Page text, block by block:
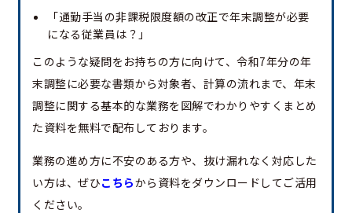
「通勤手当の非課税限度額の改正で年末調整が必要
になる従業員は？」
このような疑問をお持ちの方に向けて、令和7年分の年
末調整に必要な書類から対象者、計算の流れまで、年末
調整に関する基本的な業務を図解でわかりやすくまとめ
た資料を無料で配布しております。
業務の進め方に不安のある方や、抜け漏れなく対応した
い方は、ぜひこちらから資料をダウンロードしてご活用
ください。